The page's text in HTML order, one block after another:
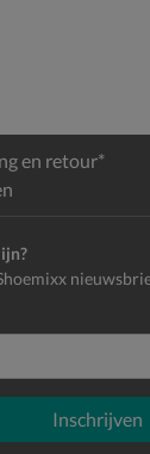
en retour*
Inschrijven